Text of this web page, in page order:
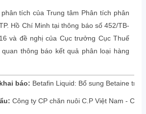
tích của Trung tâm Phân tích phân
Hồ Chí Minh tại thông báo số 452/TB-
và đề nghị của Cục trưởng Cục Thuế
thông báo kết quả phân loại hàng
báo: Betafin Liquid: Bổ sung Betaine
Công ty CP chăn nuôi C.P Việt Nam - Chi